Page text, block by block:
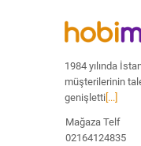
1984 yılında
müşterilerinin
genişletti [...]
Mağaza Telf
02164124835